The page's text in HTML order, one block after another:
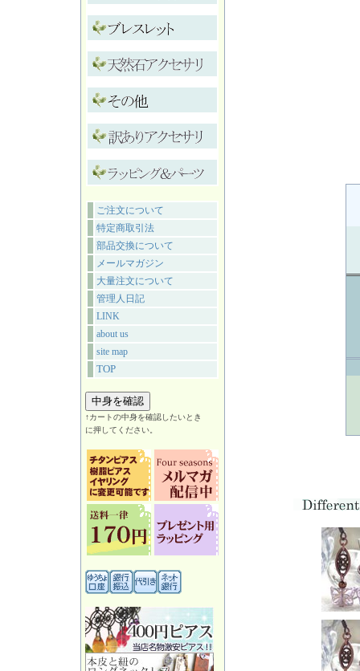
ご注文について
特定商取引法
部品交換について
メールマガジン
大量注文について
管理人日記
LINK
about us
site map
TOP
↑カートの中身を確認したいとき
に押してください。